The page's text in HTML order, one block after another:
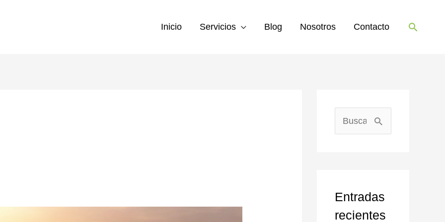
Inicio Servicios Blog Nosotros Contacto Buscar
a
r
Entradas
recientes